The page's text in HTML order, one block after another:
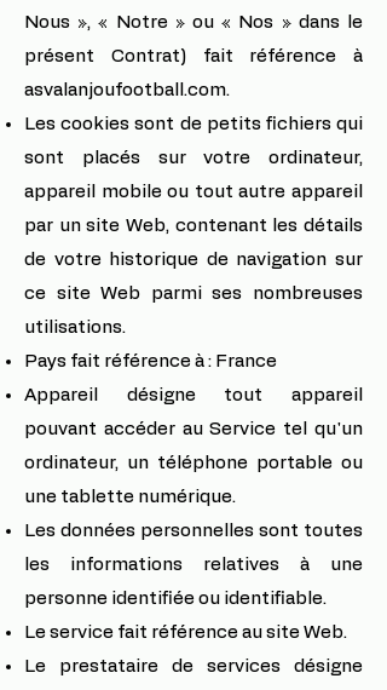
Nous », « Notre » ou « Nos » dans le
présent Contrat) fait référence à
asvalanjoufootball.com.
Les cookies sont de petits fichiers qui
sont placés sur votre ordinateur,
appareil mobile ou tout autre appareil
par un site Web, contenant les détails
de votre historique de navigation sur
ce site Web parmi ses nombreuses
utilisations.
Pays fait référence à : France
Appareil désigne tout appareil
pouvant accéder au Service tel qu'un
ordinateur, un téléphone portable ou
une tablette numérique.
Les données personnelles sont toutes
les informations relatives à une
personne identifiée ou identifiable.
Le service fait référence au site Web.
Le prestataire de services désigne